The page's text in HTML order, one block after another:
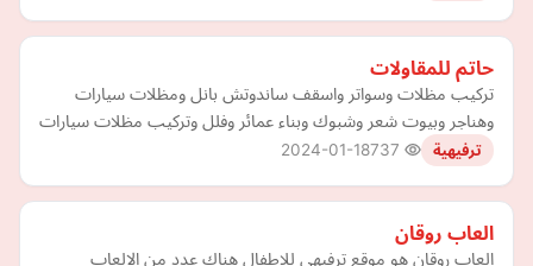
حاتم للمقاولات
تركيب مظلات وسواتر واسقف ساندوتش بانل ومظلات سيارات
وهناجر وبيوت شعر وشبوك وبناء عمائر وفلل وتركيب مظلات سيارات
ترفيهية 2024-01-18
العاب روقان
العاب روقان هو موقع ترفيهي للاطفال هناك عدد من الالعاب